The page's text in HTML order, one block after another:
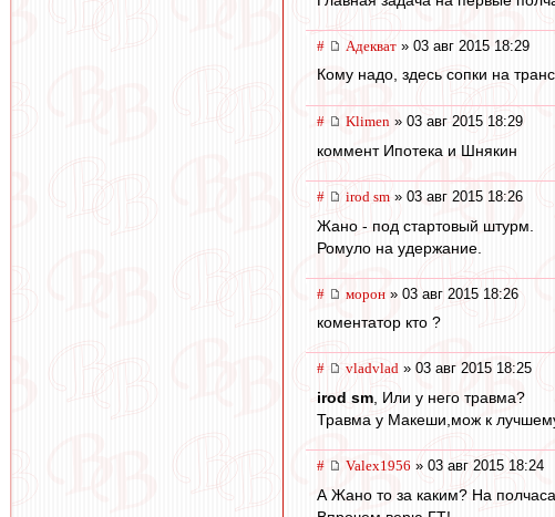
# Адекват » 03 авг 2015 18:29
Кому надо, здесь сопки на
# Klimen » 03 авг 2015 18:29
коммент Ипотека и Шнякин
# irod sm » 03 авг 2015 18:26
Жано - под стартовый штурм.
Ромуло на удержание.
# морон » 03 авг 2015 18:26
коментатор кто ?
# vladvlad » 03 авг 2015 18:25
irod sm , Или у него травма?
Травма у Макеши,мож к
# Valex1956 » 03 авг 2015 18:24
А Жано то за каким? На